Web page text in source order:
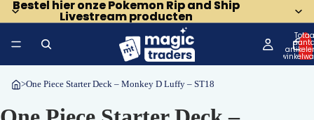
Bestel hier onze Pokemon Rip and Ship
Livestream producten
Bestel hier onze Pokemon Rip and Ship
Livestream producten
0
>One Piece Starter Deck – Monkey D Luffy – ST18